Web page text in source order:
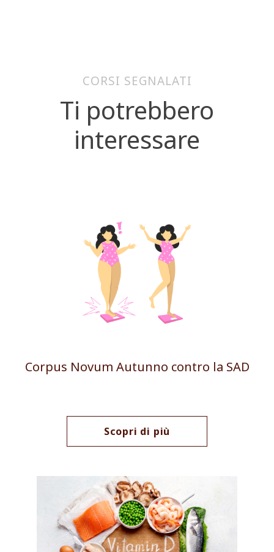
CORSI SEGNALATI
Ti potrebbero
interessare
Corpus Novum Autunno contro la SAD
Scopri di più